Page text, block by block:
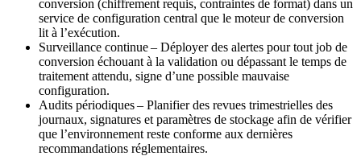
conversion (chiffrement requis, contraintes de format) dans un
service de configuration central que le moteur de conversion
lit à l’exécution.
Surveillance continue– Déployer des alertes pour tout job de
conversion échouant à la validation ou dépassant le temps de
traitement attendu, signe d’une possible mauvaise
configuration.
Audits périodiques– Planifier des revues trimestrielles des
journaux, signatures et paramètres de stockage afin de vérifier
que l’environnement reste conforme aux dernières
recommandations réglementaires.